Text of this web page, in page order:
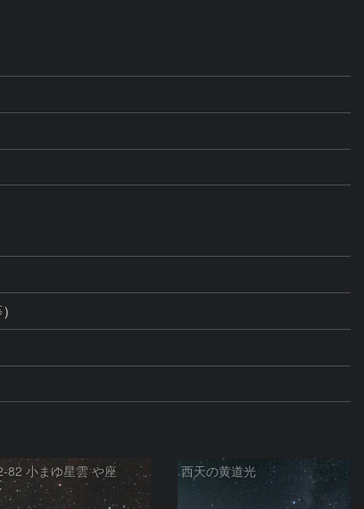
82 小まゆ星雲 や座 西天の黄道光